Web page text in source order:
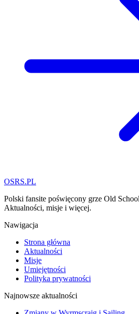
OSRS.PL
Polski fansite poświęcony grze Old
Aktualności, misje i więcej.
Nawigacja
Strona główna
Aktualności
Misje
Umiejętności
Polityka prywatności
Najnowsze aktualności